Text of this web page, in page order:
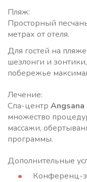
Пляж:
Просторный
метрах от отеля.
Для гостей на
шезлонги и
побережье
Лечение:
Спа-центр Angsana
множество
массажи,
программы.
Дополнительные
Конференц-